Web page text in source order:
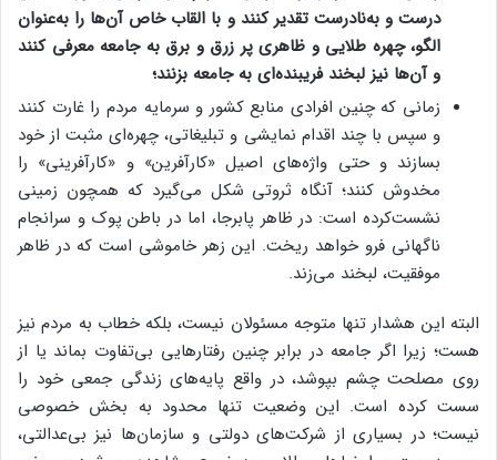
درست و به‌نادرست تقدیر کنند و با القاب خاص آ‌ن‌ها را به‌عنوان
الگو، چهره طلایی و ظاهری پر زرق و برق به جامعه معرفی کنند
و آن‌ها نیز لبخند فریبنده‌ای به جامعه بزنند؛
زمانی که چنین افرادی منابع کشور و سرمایه مردم را غارت کنند
و سپس با چند اقدام نمایشی و تبلیغاتی، چهره‌ای مثبت از خود
بسازند و حتی واژه‌های اصیل «کارآفرین» و «کارآفرینی» را
مخدوش کنند؛ آنگاه ثروتی شکل می‌گیرد که همچون زمینی
نشست‌کرده است: در ظاهر پابرجا، اما در باطن پوک و سرانجام
ناگهانی فرو خواهد ریخت. این‌ زهر خاموشی است که در ظاهر
موفقیت، لبخند می‌زند.
البته این هشدار تنها متوجه مسئولان نیست، بلکه خطاب به مردم نیز
هست؛ زیرا اگر جامعه در برابر چنین رفتارهایی بی‌تفاوت بماند یا از
روی مصلحت چشم بپوشد، در واقع پایه‌های زندگی جمعی خود را
سست کرده است. این وضعیت تنها محدود به بخش خصوصی
نیست؛ در بسیاری از شرکت‌های دولتی و سازمان‌ها نیز بی‌عدالتی،